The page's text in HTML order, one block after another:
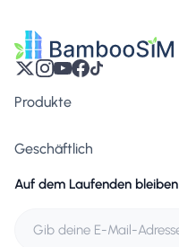
Produkte
Geschäftlich
Auf dem Laufenden bleiben